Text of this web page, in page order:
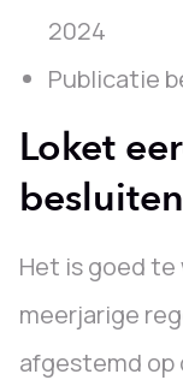
2024
Publicatie
Loket
Het is goed
meerjarige
afgestemd op